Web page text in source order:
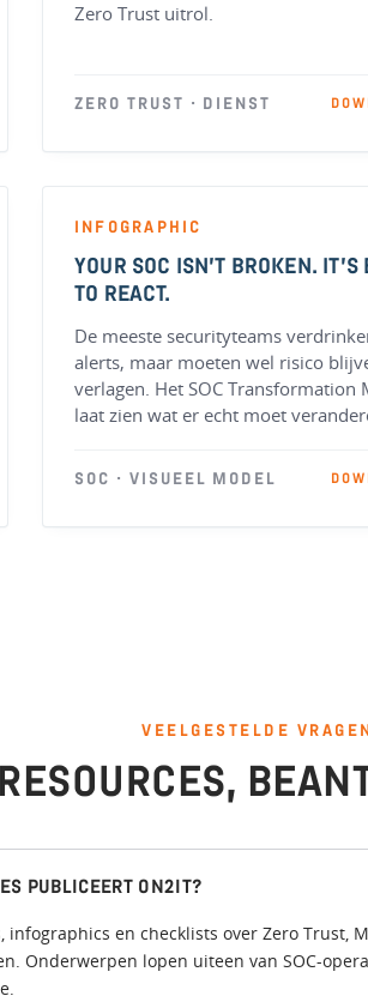
Zero Trust uitrol.
ZERO TRUST · DIENST
INFOGRAPHIC
YOUR SOC ISN’T BROKEN. IT’S
TO REACT.
De meeste securityteams
alerts, maar moeten wel risico
verlagen. Het SOC Transformation
laat zien wat er echt moet
SOC · VISUEEL MODEL
VEELGESTELDE
RESOURCES,
PUBLICEERT ON2IT?
infographics en checklists over Zero Trust,
Onderwerpen lopen uiteen van SOC-